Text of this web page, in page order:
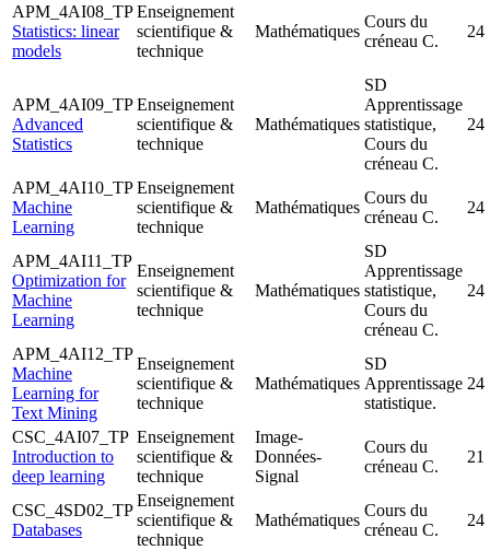
APM_4AI08_TP
Statistics: linear
models
Enseignement
scientifique &
technique
Mathématiques
Cours du
créneau C.
24
APM_4AI09_TP
Advanced
Statistics
Enseignement
scientifique &
technique
Mathématiques
SD
Apprentissage
statistique,
Cours du
créneau C.
24
APM_4AI10_TP
Machine
Learning
Enseignement
scientifique &
technique
Mathématiques
Cours du
créneau C.
24
APM_4AI11_TP
Optimization for
Machine
Learning
Enseignement
scientifique &
technique
Mathématiques
SD
Apprentissage
statistique,
Cours du
créneau C.
24
APM_4AI12_TP
Machine
Learning for
Text Mining
Enseignement
scientifique &
technique
Mathématiques
SD
Apprentissage
statistique.
24
CSC_4AI07_TP
Introduction to
deep learning
Enseignement
scientifique &
technique
Image-
Données-
Signal
Cours du
créneau C.
21
CSC_4SD02_TP
Databases
Enseignement
scientifique &
technique
Mathématiques
Cours du
créneau C.
24